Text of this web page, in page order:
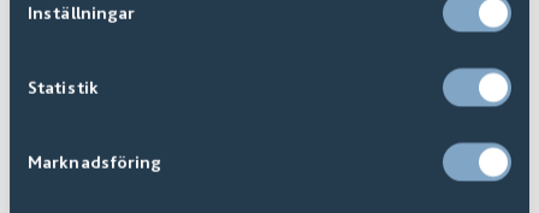
Inställningar
Statistik
Marknadsföring